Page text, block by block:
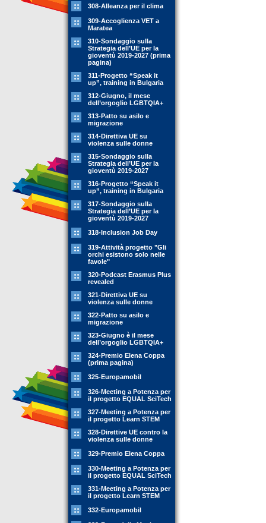
308-Alleanza per il clima
309-Accoglienza VET a
Maratea
310-Sondaggio sulla
Strategia dell’UE per la
gioventù 2019-2027 (prima
pagina)
311-Progetto “Speak it
up”, training in Bulgaria
312-Giugno, il mese
dell’orgoglio LGBTQIA+
313-Patto su asilo e
migrazione
314-Direttiva UE su
violenza sulle donne
315-Sondaggio sulla
Strategia dell’UE per la
gioventù 2019-2027
316-Progetto “Speak it
up”, training in Bulgaria
317-Sondaggio sulla
Strategia dell’UE per la
gioventù 2019-2027
318-Inclusion Job Day
319-Attività progetto "Gli
orchi esistono solo nelle
favole"
320-Podcast Erasmus Plus
revealed
321-Direttiva UE su
violenza sulle donne
322-Patto su asilo e
migrazione
323-Giugno è il mese
dell’orgoglio LGBTQIA+
324-Premio Elena Coppa
(prima pagina)
325-Europamobil
326-Meeting a Potenza per
il progetto EQUAL SciTech
327-Meeting a Potenza per
il progetto Learn STEM
328-Direttive UE contro la
violenza sulle donne
329-Premio Elena Coppa
330-Meeting a Potenza per
il progetto EQUAL SciTech
331-Meeting a Potenza per
il progetto Learn STEM
332-Europamobil